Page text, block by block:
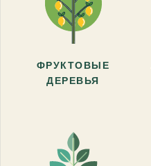
ФРУКТОВЫЕ
ДЕРЕВЬЯ